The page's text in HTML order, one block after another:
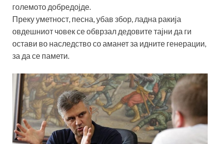
големото добредојде.
Преку уметност, песна, убав збор, ладна ракија
овдешниот човек се обврзал дедовите тајни да ги
остави во наследство со аманет за идните генерации,
за да се памети.